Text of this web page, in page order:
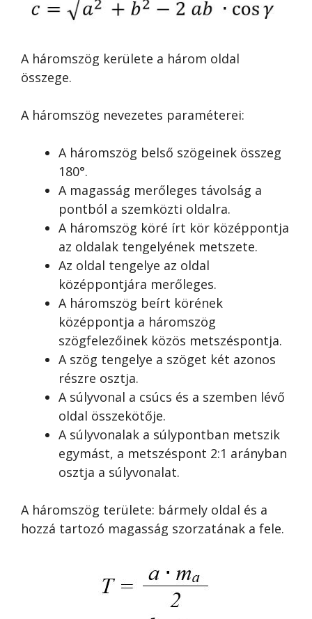
A háromszög kerülete a három oldal
összege.
A háromszög nevezetes paraméterei:
A háromszög belső szögeinek összeg
180°.
A magasság merőleges távolság a
pontból a szemközti oldalra.
A háromszög köré írt kör középpontja
az oldalak tengelyének metszete.
Az oldal tengelye az oldal
középpontjára merőleges.
A háromszög beírt körének
középpontja a háromszög
szögfelezőinek közös metszéspontja.
A szög tengelye a szöget két azonos
részre osztja.
A súlyvonal a csúcs és a szemben lévő
oldal összekötője.
A súlyvonalak a súlypontban metszik
egymást, a metszéspont 2:1 arányban
osztja a súlyvonalat.
A háromszög területe: bármely oldal és a
hozzá tartozó magasság szorzatának a fele.